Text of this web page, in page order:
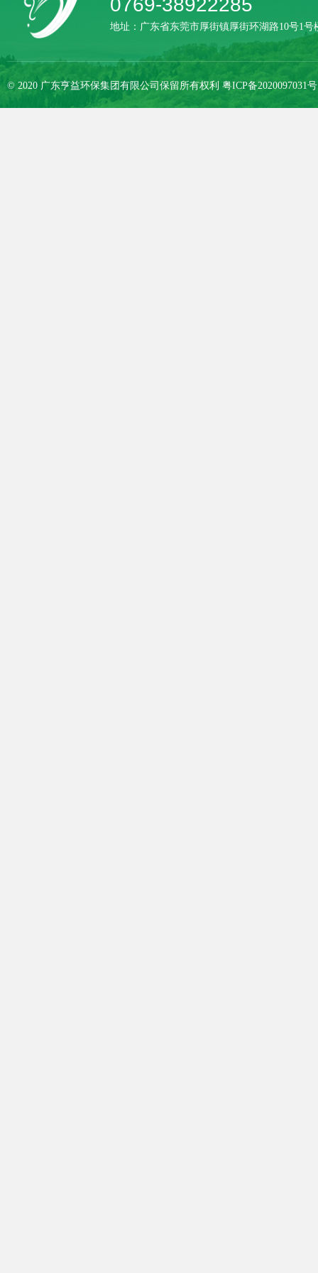
0769-38922285
地址：广东省东莞市厚街镇厚街环湖路10号1号
© 2020 广东亨益环保集团有限公司保留所有权利 粤ICP备2020097031号